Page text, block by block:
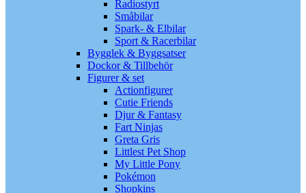
Radiostyrt
Småbilar
Spark- & Elbilar
Sport & Racerbilar
Bygglek & Byggsatser
Dockor & Tillbehör
Figurer & set
Actionfigurer
Cutie Friends
Djur & Fantasy
Fart Ninjas
Greta Gris
Littlest Pet Shop
My Little Pony
Pokémon
Shopkins